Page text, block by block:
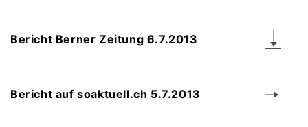
Bericht Berner Zeitung 6.7.2013
Bericht auf soaktuell.ch 5.7.2013